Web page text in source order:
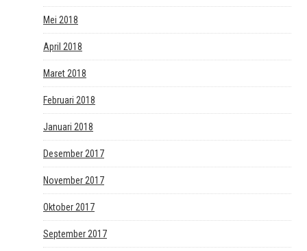
Mei 2018
April 2018
Maret 2018
Februari 2018
Januari 2018
Desember 2017
November 2017
Oktober 2017
September 2017